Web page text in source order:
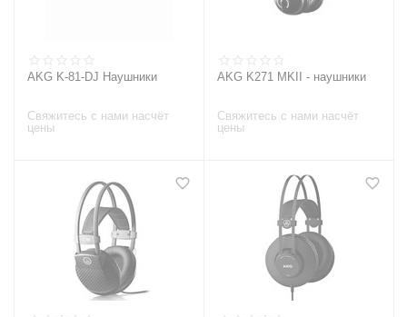
AKG K-81-DJ Наушники
Свяжитесь с нами насчёт
цены
AKG K271 MKII - наушники
Свяжитесь с нами насчёт
цены